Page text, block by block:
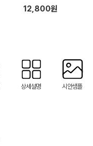
미니선풍기 FN-760M
m x 140mm x 270mm /
12,800원
상세설명 시안샘플